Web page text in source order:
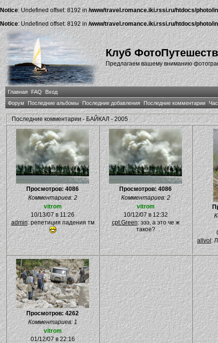
Notice: Undefined offset: 8192 in /www/travel.romance.iki.rssi.ru/htdocs/photo/
Notice: Undefined offset: 8192 in/www/travel.romance.iki.rssi.ru/htdocs/photo/
Клуб
Предлагаем вашему вниманию
Главная FAQ
Вход
Форум
Последние альбомы Последние добавления Последние комментарии
Последние комментарии - БАЙКАЛ - 2005
Просмотров: 4086
Комментариев: 2
vitrom
10/13/07 в 11:26
admin: репетиция падения тм
Просмотров: 4086
Комментариев: 2
vitrom
10/12/07 в 12:32
cpt.Green: эээ, а это че ж
такое?
allvol :
Просмотров: 4262
Комментариев: 1
vitrom
01/12/07 в 22:16